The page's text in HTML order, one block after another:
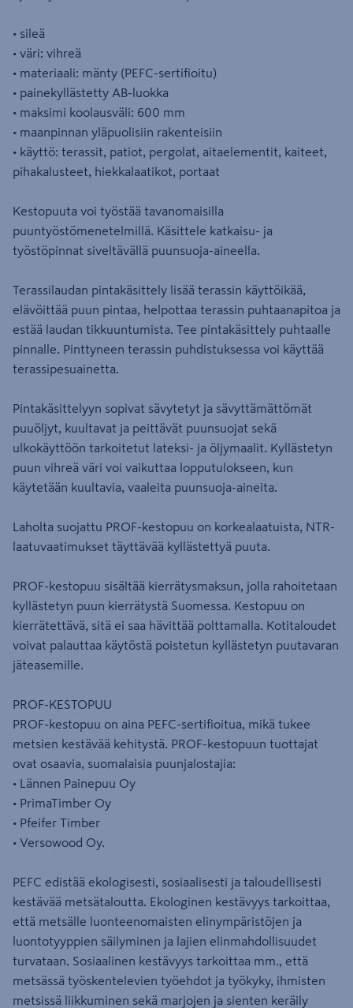
• sileä
• väri: vihreä
• materiaali: mänty (PEFC-sertifioitu)
• painekyllästetty AB-luokka
• maksimi koolausväli: 600 mm
• maanpinnan yläpuolisiin rakenteisiin
• käyttö: terassit, patiot, pergolat, aitaelementit, kaiteet,
pihakalusteet, hiekkalaatikot, portaat
Kestopuuta voi työstää tavanomaisilla
puuntyöstömenetelmillä. Käsittele katkaisu- ja
työstöpinnat siveltävällä puunsuoja-aineella.
Terassilaudan pintakäsittely lisää terassin käyttöikää,
elävöittää puun pintaa, helpottaa terassin puhtaanapitoa ja
estää laudan tikkuuntumista. Tee pintakäsittely puhtaalle
pinnalle. Pinttyneen terassin puhdistuksessa voi käyttää
terassipesuainetta.
Pintakäsittelyyn sopivat sävytetyt ja sävyttämättömät
puuöljyt, kuultavat ja peittävät puunsuojat sekä
ulkokäyttöön tarkoitetut lateksi- ja öljymaalit. Kyllästetyn
puun vihreä väri voi vaikuttaa lopputulokseen, kun
käytetään kuultavia, vaaleita puunsuoja-aineita.
Laholta suojattu PROF-kestopuu on korkealaatuista, NTR-
laatuvaatimukset täyttävää kyllästettyä puuta.
PROF-kestopuu sisältää kierrätysmaksun, jolla rahoitetaan
kyllästetyn puun kierrätystä Suomessa. Kestopuu on
kierrätettävä, sitä ei saa hävittää polttamalla. Kotitaloudet
voivat palauttaa käytöstä poistetun kyllästetyn puutavaran
jäteasemille.
PROF-KESTOPUU
PROF-kestopuu on aina PEFC-sertifioitua, mikä tukee
metsien kestävää kehitystä. PROF-kestopuun tuottajat
ovat osaavia, suomalaisia puunjalostajia:
• Lännen Painepuu Oy
• PrimaTimber Oy
• Pfeifer Timber
• Versowood Oy.
PEFC edistää ekologisesti, sosiaalisesti ja taloudellisesti
kestävää metsätaloutta. Ekologinen kestävyys tarkoittaa,
että metsälle luonteenomaisten elinympäristöjen ja
luontotyyppien säilyminen ja lajien elinmahdollisuudet
turvataan. Sosiaalinen kestävyys tarkoittaa mm., että
metsässä työskentelevien työehdot ja työkyky, ihmisten
metsissä liikkuminen sekä marjojen ja sienten keräily